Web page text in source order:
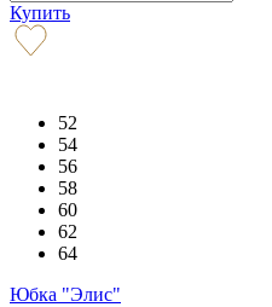
Купить
52
54
56
58
60
62
64
Юбка "Элис"